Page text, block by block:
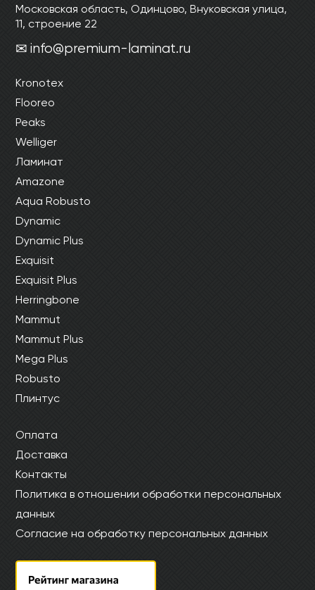
Московская область, Одинцово, Внуковская улица,
11, строение 22
info@premium-laminat.ru
Kronotex
Flooreo
Peaks
Welliger
Ламинат
Amazone
Aqua Robusto
Dynamic
Dynamic Plus
Exquisit
Exquisit Plus
Herringbone
Mammut
Mammut Plus
Mega Plus
Robusto
Плинтус
Оплата
Доставка
Контакты
Политика в отношении обработки персональных
данных
Согласие на обработку персональных данных